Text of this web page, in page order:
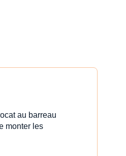
au barreau
monter les